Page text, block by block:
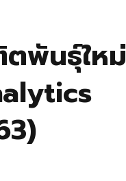
พันธุ์ใหม่